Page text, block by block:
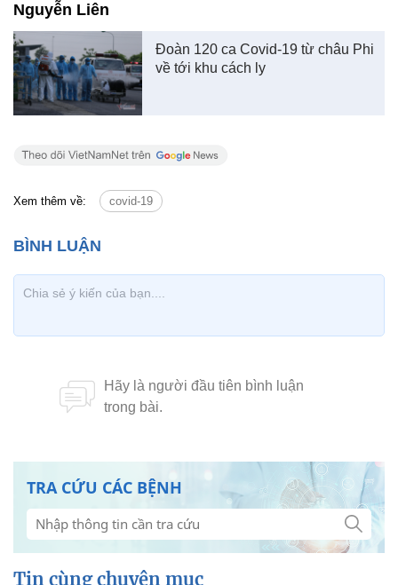
Nguyễn Liên
Đoàn 120 ca Covid-19 từ châu Phi
về tới khu cách ly
Xem thêm về: covid-19
TRA CỨU CÁC BỆNH
Tin cùng chuyên mục